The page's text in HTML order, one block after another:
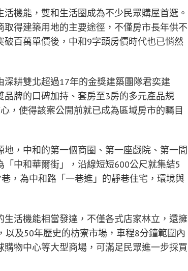
機能，雙和生活圈成為不少民眾購屋首選。
得建築用地的主要途徑，不僅房市長年供不
百萬單價後，中和9字頭房價時代也已悄然
耕雙北超過17年的金獎建築團隊君奕建
牌的口碑加持、套房至3房的多元產品規
，使得該案公開前就已成為區域房市的矚目
，中和的第一個商圈、第一座戲院、第一間
中和華爾街」，沿線短短600公尺就集結5
，為中和路「一巷進」的靜巷住宅，環境與
活機能相當發達，不僅各式店家林立，還擁
及50年歷史的枋寮市場，車程8分鐘範圍內
物中心等大型商場，可滿足民眾進一步採買